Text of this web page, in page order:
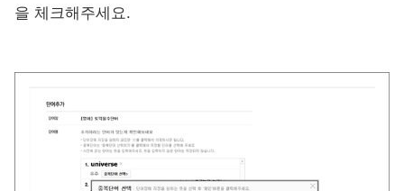
을 체크해주세요.